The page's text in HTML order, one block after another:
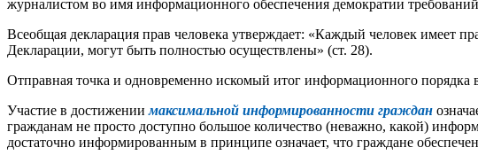
журналистом во имя информационного обеспечения демократии требований
Всеобщая декларация прав человека утверждает: «Каждый человек имеет
Декларации, могут быть полностью осуществлены» (ст. 28).
Отправная точка и одновременно искомый итог информационного порядка
Участие в достижениимаксимальной информированности граждан
гражданам не просто доступно большое количество (неважно, какой)
достаточно информированным в принципе означает, что граждане